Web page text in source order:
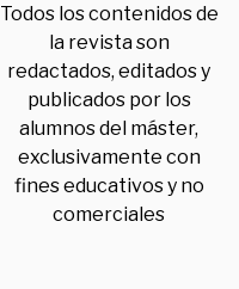
Todos los contenidos de
la revista son
redactados, editados y
publicados por los
alumnos del máster,
exclusivamente con
fines educativos y no
comerciales